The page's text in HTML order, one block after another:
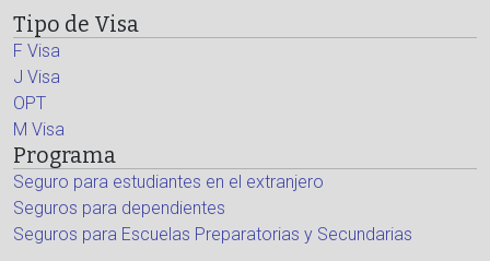
Tipo de Visa
F Visa
J Visa
OPT
M Visa
Programa
Seguro para estudiantes en el extranjero
Seguros para dependientes
Seguros para Escuelas Preparatorias y Secundarias